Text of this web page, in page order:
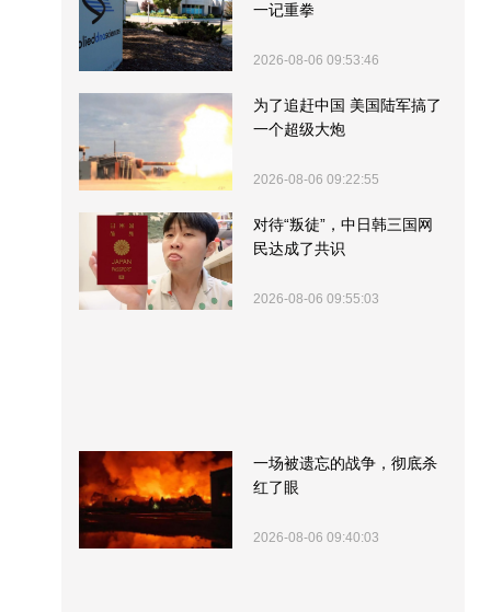
一记重拳
2026-08-06 09:53:46
为了追赶中国 美国陆军搞了
一个超级大炮
2026-08-06 09:22:55
对待“叛徒”，中日韩三国网
民达成了共识
2026-08-06 09:55:03
一场被遗忘的战争，彻底杀
红了眼
2026-08-06 09:40:03